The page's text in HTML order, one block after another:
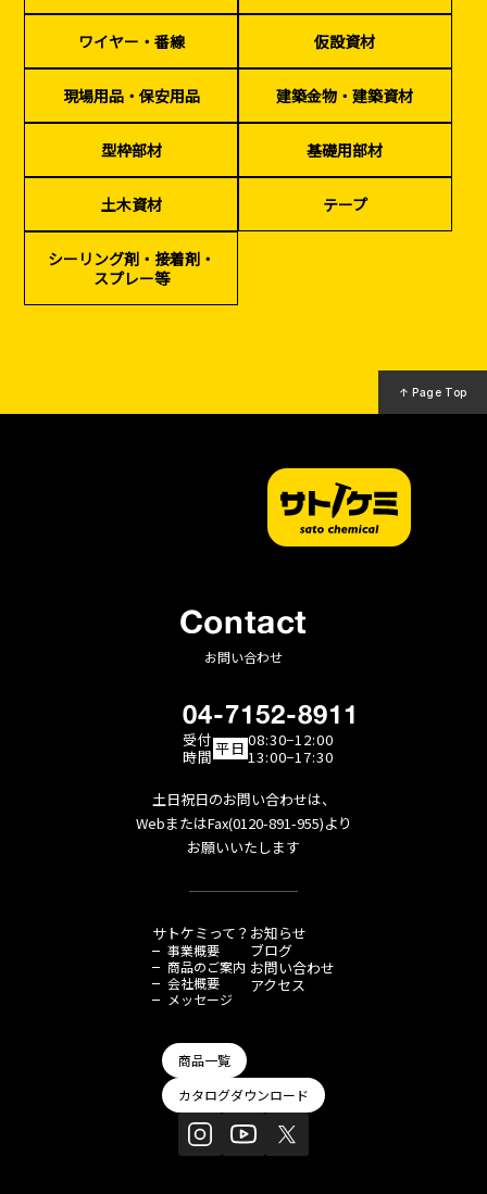
カタログダウンロード
基礎工事・
コンクリート
（型枠工事）
仮説・バリケード
を設ける
イベント設置・
バリケード（保安）
災害、台風対策
・復旧貢献
季節商材
解体・改修工事
ワイヤー・番線 仮設資材
現場用品・保安用品 建築金物・建築資材
型枠部材 基礎用部材
土木資材 テープ
シーリング剤・接着剤・
スプレー等
↑ Page Top
Contact
お問い合わせ
04-7152-8911
受付
時間平日 08:30−12:00
13:00−17:30
土日祝日のお問い合わせは、
WebまたはFax(0120-891-955)より
お願いいたします
サトケミって？
事業概要
商品のご案内
会社概要
メッセージ
お知らせ
ブログ
お問い合わせ
アクセス
商品一覧
カタログダウンロード